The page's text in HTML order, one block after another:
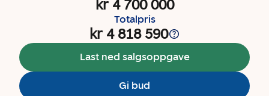
kr 4 700 000
Totalpris
kr 4 818 590
Last ned salgsoppgave
Gi bud